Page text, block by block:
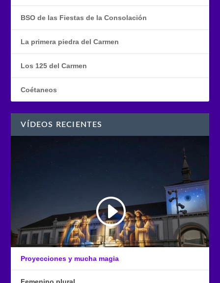
BSO de las Fiestas de la Consolación
La primera piedra del Carmen
Los 125 del Carmen
Coétaneos
VÍDEOS RECIENTES
Proyecciones y mucha magia